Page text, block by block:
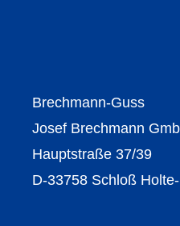
Brechmann-Guss
Josef Brechmann
Hauptstraße 37/39
D-33758 Schloß